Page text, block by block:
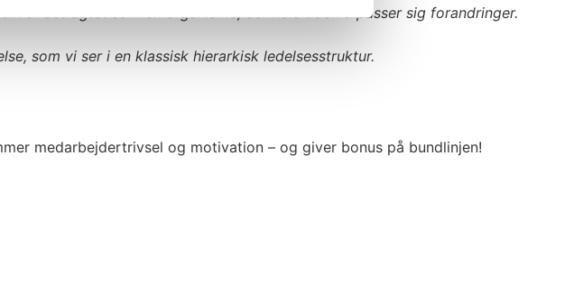
betragtet som en organisme, der hele tiden tilpasser sig forandringer.
som vi ser i en klassisk hierarkisk ledelsesstruktur.
medarbejdertrivsel og motivation – og giver bonus på bundlinjen!